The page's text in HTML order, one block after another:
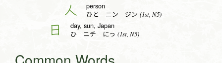
人 person
ひと ニン ジン (1st, N5)
日 day, sun, Japan
ひ ニチ にっ (1st, N5)